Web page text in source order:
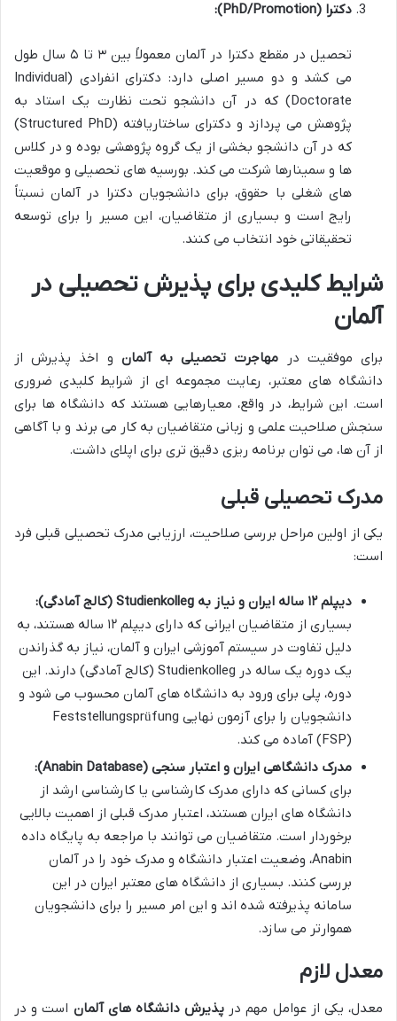
دکترا (PhD/Promotion):
تحصیل در مقطع دکترا در آلمان معمولاً بین ۳ تا ۵ سال طول
می کشد و دو مسیر اصلی دارد: دکترای انفرادی (Individual
Doctorate) که در آن دانشجو تحت نظارت یک استاد به
پژوهش می پردازد و دکترای ساختاریافته (Structured PhD)
که در آن دانشجو بخشی از یک گروه پژوهشی بوده و در کلاس
ها و سمینارها شرکت می کند. بورسیه های تحصیلی و موقعیت
های شغلی با حقوق، برای دانشجویان دکترا در آلمان نسبتاً
رایج است و بسیاری از متقاضیان، این مسیر را برای توسعه
تحقیقاتی خود انتخاب می کنند.
شرایط کلیدی برای پذیرش تحصیلی در
آلمان
برای موفقیت در مهاجرت تحصیلی به آلمان و اخذ پذیرش از
دانشگاه های معتبر، رعایت مجموعه ای از شرایط کلیدی ضروری
است. این شرایط، در واقع، معیارهایی هستند که دانشگاه ها برای
سنجش صلاحیت علمی و زبانی متقاضیان به کار می برند و با آگاهی
از آن ها، می توان برنامه ریزی دقیق تری برای اپلای داشت.
مدرک تحصیلی قبلی
یکی از اولین مراحل بررسی صلاحیت، ارزیابی مدرک تحصیلی قبلی فرد
است:
دیپلم ۱۲ ساله ایران و نیاز به Studienkolleg (کالج آمادگی):
بسیاری از متقاضیان ایرانی که دارای دیپلم ۱۲ ساله هستند، به
دلیل تفاوت در سیستم آموزشی ایران و آلمان، نیاز به گذراندن
یک دوره یک ساله در Studienkolleg (کالج آمادگی) دارند. این
دوره، پلی برای ورود به دانشگاه های آلمان محسوب می شود و
دانشجویان را برای آزمون نهایی Feststellungsprüfung
(FSP) آماده می کند.
مدرک دانشگاهی ایران و اعتبار سنجی (Anabin Database):
برای کسانی که دارای مدرک کارشناسی یا کارشناسی ارشد از
دانشگاه های ایران هستند، اعتبار مدرک قبلی از اهمیت بالایی
برخوردار است. متقاضیان می توانند با مراجعه به پایگاه داده
Anabin، وضعیت اعتبار دانشگاه و مدرک خود را در آلمان
بررسی کنند. بسیاری از دانشگاه های معتبر ایران در این
سامانه پذیرفته شده اند و این امر مسیر را برای دانشجویان
هموارتر می سازد.
معدل لازم
معدل، یکی از عوامل مهم در پذیرش دانشگاه های آلمان است و در